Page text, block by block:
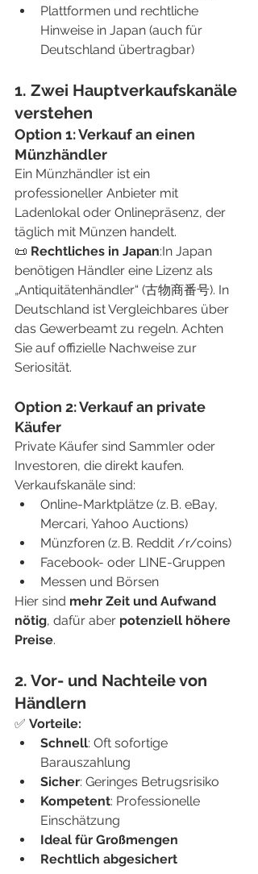
Plattformen und rechtliche
Hinweise in Japan (auch für
Deutschland übertragbar)
1. Zwei Hauptverkaufskanäle
verstehen
Option 1: Verkauf an einen
Münzhändler
Ein Münzhändler ist ein
professioneller Anbieter mit
Ladenlokal oder Onlinepräsenz, der
täglich mit Münzen handelt.
📜 Rechtliches in Japan:In Japan
benötigen Händler eine Lizenz als
„Antiquitätenhändler“ (古物商番号). In
Deutschland ist Vergleichbares über
das Gewerbeamt zu regeln. Achten
Sie auf offizielle Nachweise zur
Seriosität.
Option 2: Verkauf an private
Käufer
Private Käufer sind Sammler oder
Investoren, die direkt kaufen.
Verkaufskanäle sind:
Online-Marktplätze (z. B. eBay,
Mercari, Yahoo Auctions)
Münzforen (z. B. Reddit /r/coins)
Facebook- oder LINE-Gruppen
Messen und Börsen
Hier sind mehr Zeit und Aufwand
nötig, dafür aber potenziell höhere
Preise.
2. Vor- und Nachteile von
Händlern
✅ Vorteile:
Schnell: Oft sofortige
Barauszahlung
Sicher: Geringes Betrugsrisiko
Kompetent: Professionelle
Einschätzung
Ideal für Großmengen
Rechtlich abgesichert